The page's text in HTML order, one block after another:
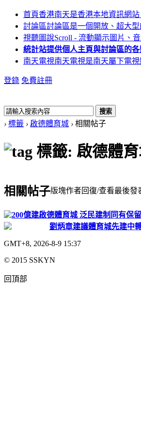
首頁香港南天是香港本地資訊網
討論區討論區是一個開放、超大
視聽圖說Scroll - 流動顯示圖片、
統計站提供個人主頁與討論區的
南天電視南天電視是南天屬下電
登錄 免費註冊
搜索
› 標籤 › 啟德體育城 › 相關帖子
標籤: 啟德體
相關帖子版塊作者回復/查看最後發
200億建啟德體育城 泛民建制同有保留
劉炳章建議體育城先建中
GMT+8, 2026-8-9 15:37
© 2015 SSKYN
回頂部